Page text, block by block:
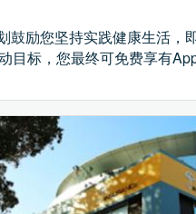
鼓励您坚持实践健康生活，
目标，您最终可免费享有